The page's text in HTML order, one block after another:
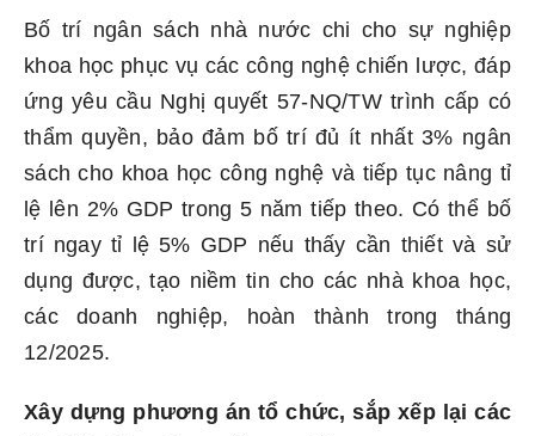
Bố trí ngân sách nhà nước chi cho sự nghiệp
khoa học phục vụ các công nghệ chiến lược, đáp
ứng yêu cầu Nghị quyết 57-NQ/TW trình cấp có
thẩm quyền, bảo đảm bố trí đủ ít nhất 3% ngân
sách cho khoa học công nghệ và tiếp tục nâng tỉ
lệ lên 2% GDP trong 5 năm tiếp theo. Có thể bố
trí ngay tỉ lệ 5% GDP nếu thấy cần thiết và sử
dụng được, tạo niềm tin cho các nhà khoa học,
các doanh nghiệp, hoàn thành trong tháng
12/2025.
Xây dựng phương án tổ chức, sắp xếp lại các